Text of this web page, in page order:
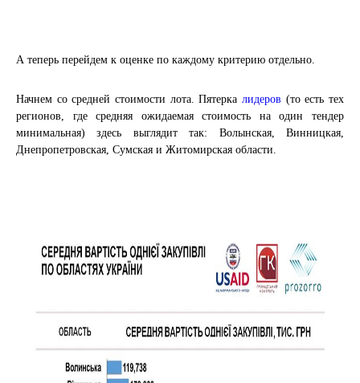
А теперь перейдем к оценке по каждому критерию отдельно.
Начнем со средней стоимости лота. Пятерка лидеров (то есть тех
регионов, где средняя ожидаемая стоимость на один тендер
минимальная) здесь выглядит так: Волынская, Винницкая,
Днепропетровская, Сумская и Житомирская области.